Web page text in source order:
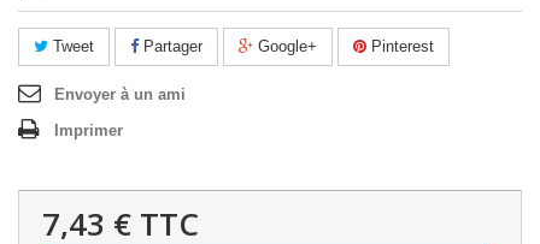
Tweet Partager Google+ Pinterest
Envoyer à un ami
Imprimer
7,43 € TTC